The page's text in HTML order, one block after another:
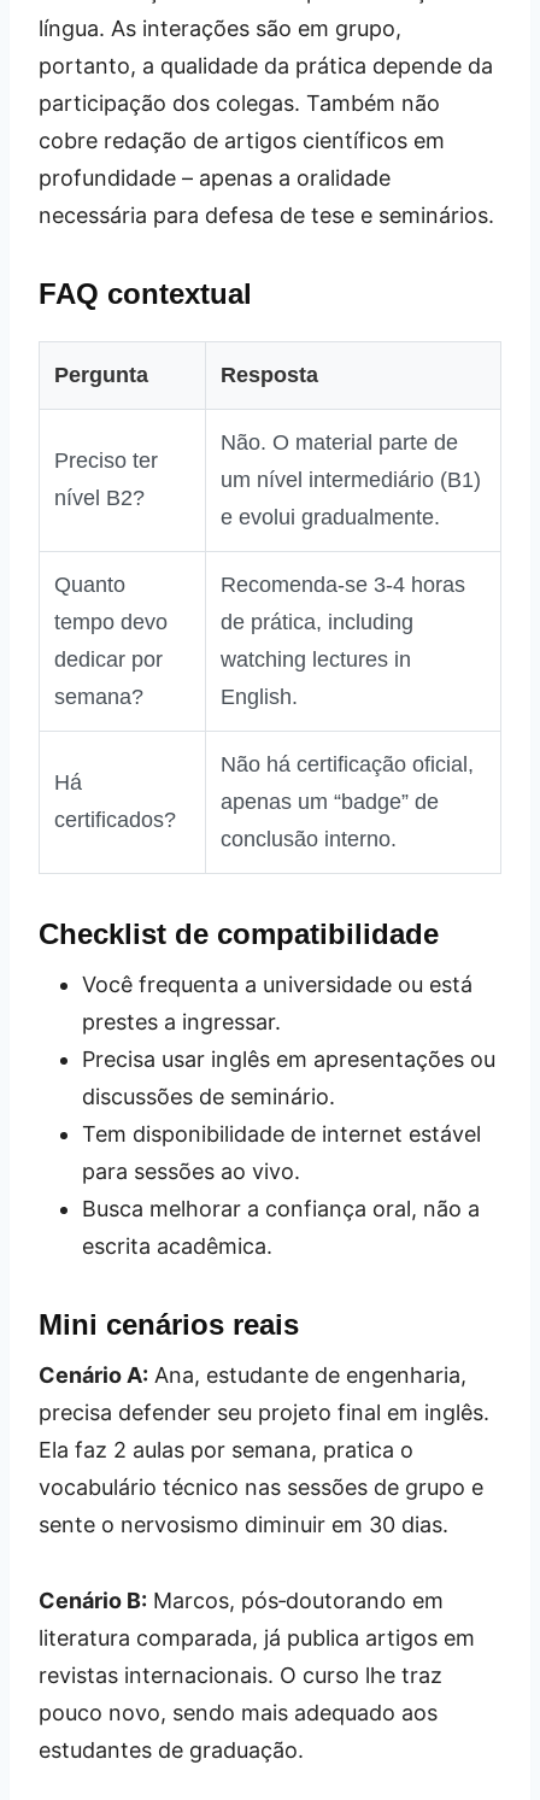
língua. As interações são em grupo,
portanto, a qualidade da prática depende da
participação dos colegas. Também não
cobre redação de artigos científicos em
profundidade – apenas a oralidade
necessária para defesa de tese e seminários.
FAQ contextual
Pergunta Resposta
Preciso ter
nível B2?
Não. O material parte de
um nível intermediário (B1)
e evolui gradualmente.
Quanto
tempo devo
dedicar por
semana?
Recomenda‑se 3‑4 horas
de prática, including
watching lectures in
English.
Há
certificados?
Não há certificação oficial,
apenas um “badge” de
conclusão interno.
Checklist de compatibilidade
Você frequenta a universidade ou está
prestes a ingressar.
Precisa usar inglês em apresentações ou
discussões de seminário.
Tem disponibilidade de internet estável
para sessões ao vivo.
Busca melhorar a confiança oral, não a
escrita acadêmica.
Mini cenários reais
Cenário A: Ana, estudante de engenharia,
precisa defender seu projeto final em inglês.
Ela faz 2 aulas por semana, pratica o
vocabulário técnico nas sessões de grupo e
sente o nervosismo diminuir em 30 dias.
Cenário B: Marcos, pós‑doutorando em
literatura comparada, já publica artigos em
revistas internacionais. O curso lhe traz
pouco novo, sendo mais adequado aos
estudantes de graduação.